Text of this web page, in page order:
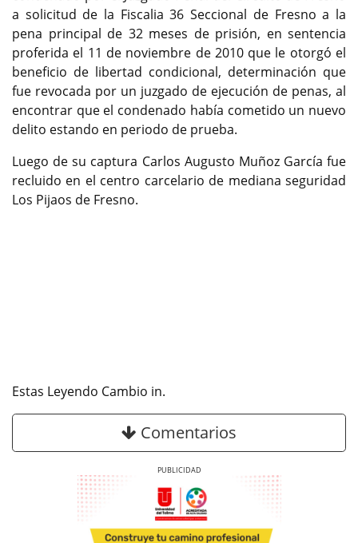
a solicitud de la Fiscalia 36 Seccional de Fresno a la
pena principal de 32 meses de prisión, en sentencia
proferida el 11 de noviembre de 2010 que le otorgó el
beneficio de libertad condicional, determinación que
fue revocada por un juzgado de ejecución de penas, al
encontrar que el condenado había cometido un nuevo
delito estando en periodo de prueba.
Luego de su captura Carlos Augusto Muñoz García fue
recluido en el centro carcelario de mediana seguridad
Los Pijaos de Fresno.
Estas Leyendo Cambio in.
Comentarios